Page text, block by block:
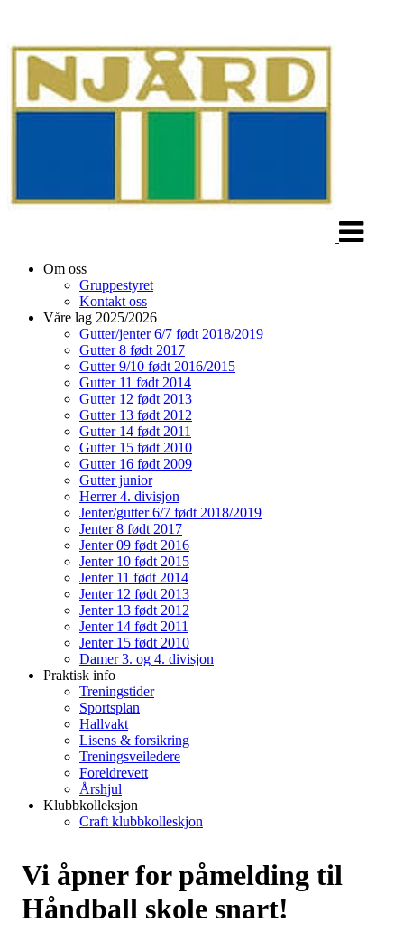
Om oss
Gruppestyret
Kontakt oss
Våre lag 2025/2026
Gutter/jenter 6/7 født 2018/2019
Gutter 8 født 2017
Gutter 9/10 født 2016/2015
Gutter 11 født 2014
Gutter 12 født 2013
Gutter 13 født 2012
Gutter 14 født 2011
Gutter 15 født 2010
Gutter 16 født 2009
Gutter junior
Herrer 4. divisjon
Jenter/gutter 6/7 født 2018/2019
Jenter 8 født 2017
Jenter 09 født 2016
Jenter 10 født 2015
Jenter 11 født 2014
Jenter 12 født 2013
Jenter 13 født 2012
Jenter 14 født 2011
Jenter 15 født 2010
Damer 3. og 4. divisjon
Praktisk info
Treningstider
Sportsplan
Hallvakt
Lisens & forsikring
Treningsveiledere
Foreldrevett
Årshjul
Klubbkolleksjon
Craft klubbkolleskjon
Vi åpner for påmelding til
Håndball skole snart!